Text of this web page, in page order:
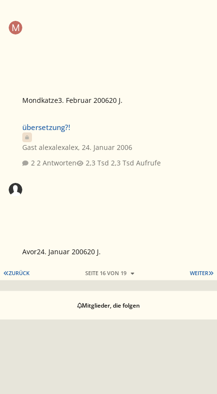
Mondkatze3. Februar 200620 J.
übersetzung?!
Gast alexalexalex,24. Januar 2006
2 Antworten
2,3 Tsd Aufrufe
Avor24. Januar 200620 J.
ERSTE SEITE
ZURÜCK WEITER
SEITE 16 VON 19
Mitglieder, die folgen